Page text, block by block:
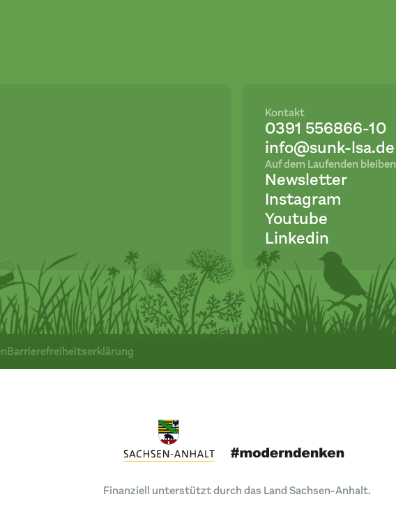
Kontakt
0391 556866-10
info@sunk-lsa.de
Auf dem Laufenden bleiben
Newsletter
Instagram
Youtube
Linkedin
Barrierefreiheitserklärung
Finanziell unterstützt durch das Land Sachsen-Anhalt.